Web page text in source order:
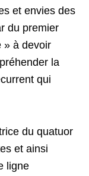
et envies des
du premier
» à devoir
la
qui
du quatuor
et ainsi
ligne